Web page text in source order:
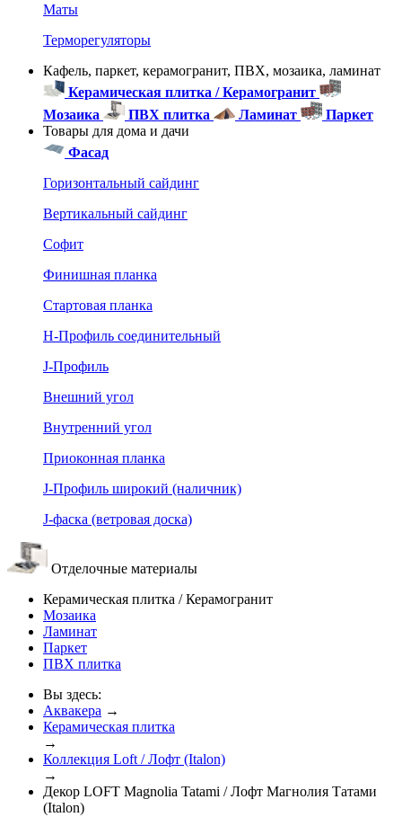
Маты
Терморегуляторы
Кафель, паркет, керамогранит, ПВХ, мозаика, ламинат
Керамическая плитка / Керамогранит
Мозаика
ПВХ плитка Ламинат
Паркет
Товары для дома и дачи
Фасад
Горизонтальный сайдинг
Вертикальный сайдинг
Софит
Финишная планка
Стартовая планка
Н-Профиль соединительный
J-Профиль
Внешний угол
Внутренний угол
Приоконная планка
J-Профиль широкий (наличник)
J-фаска (ветровая доска)
Отделочные материалы
Керамическая плитка / Керамогранит
Мозаика
Ламинат
Паркет
ПВХ плитка
Вы здесь:
Аквакера →
Керамическая плитка
→
Коллекция Loft / Лофт (Italon)
→
Декор LOFT Magnolia Tatami / Лофт Магнолия Татами
(Italon)